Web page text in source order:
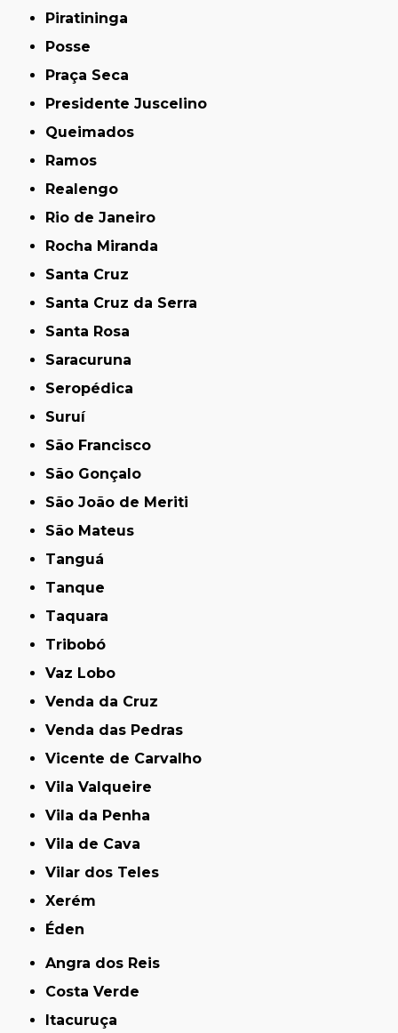
Piratininga
Posse
Praça Seca
Presidente Juscelino
Queimados
Ramos
Realengo
Rio de Janeiro
Rocha Miranda
Santa Cruz
Santa Cruz da Serra
Santa Rosa
Saracuruna
Seropédica
Suruí
São Francisco
São Gonçalo
São João de Meriti
São Mateus
Tanguá
Tanque
Taquara
Tribobó
Vaz Lobo
Venda da Cruz
Venda das Pedras
Vicente de Carvalho
Vila Valqueire
Vila da Penha
Vila de Cava
Vilar dos Teles
Xerém
Éden
Angra dos Reis
Costa Verde
Itacuruça